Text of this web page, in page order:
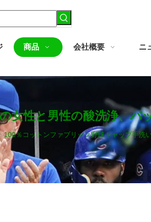
商品 会社概要 ニ
女性と男性の酸洗浄、パ
100％コットンファブリック野球キャップ手洗